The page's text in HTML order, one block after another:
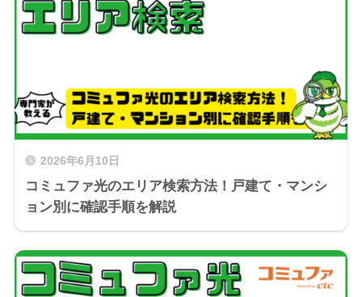
2026年6月10日
コミュファ光のエリア検索方法！戸建て・マンシ
ョン別に確認手順を解説